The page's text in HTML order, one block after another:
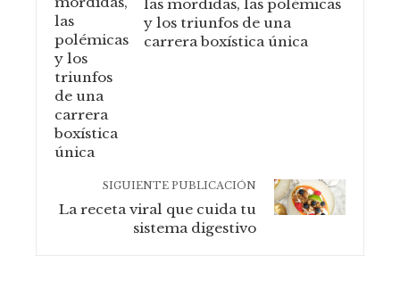
las mordidas, las polémicas
y los triunfos de una
carrera boxística única
SIGUIENTE PUBLICACIÓN
La receta viral que cuida tu
sistema digestivo